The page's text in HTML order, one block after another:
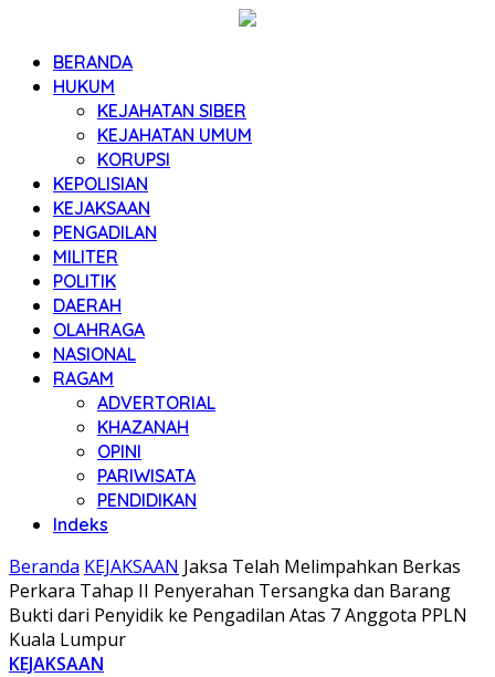
BERANDA
HUKUM
KEJAHATAN SIBER
KEJAHATAN UMUM
KORUPSI
KEPOLISIAN
KEJAKSAAN
PENGADILAN
MILITER
POLITIK
DAERAH
OLAHRAGA
NASIONAL
RAGAM
ADVERTORIAL
KHAZANAH
OPINI
PARIWISATA
PENDIDIKAN
Indeks
Beranda KEJAKSAAN Jaksa Telah Melimpahkan Berkas
Perkara Tahap II Penyerahan Tersangka dan Barang
Bukti dari Penyidik ke Pengadilan Atas 7 Anggota PPLN
Kuala Lumpur
KEJAKSAAN